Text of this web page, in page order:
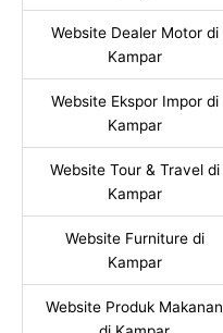
Website Dealer Motor di
Kampar
Website Ekspor Impor di
Kampar
Website Tour & Travel di
Kampar
Website Furniture di
Kampar
Website Produk Makanan